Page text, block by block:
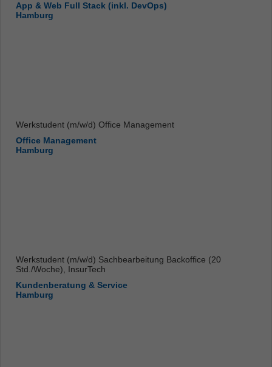
App & Web Full Stack (inkl. DevOps)
Hamburg
Werkstudent (m/w/d) Office Management
Office Management
Hamburg
Werkstudent (m/w/d) Sachbearbeitung Backoffice (20
Std./Woche), InsurTech
Kundenberatung & Service
Hamburg